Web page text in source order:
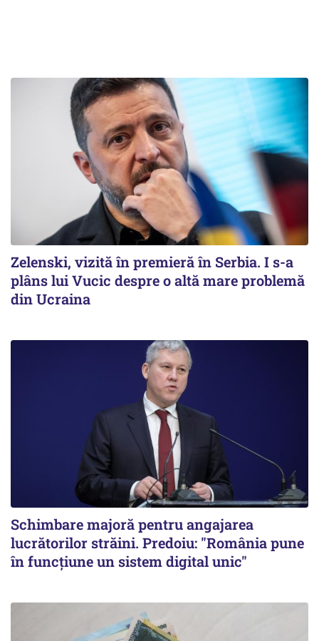
Zelenski, vizită în premieră în Serbia. I s-a
plâns lui Vucic despre o altă mare problemă
din Ucraina
Schimbare majoră pentru angajarea
lucrătorilor străini. Predoiu: "România pune
în funcțiune un sistem digital unic"